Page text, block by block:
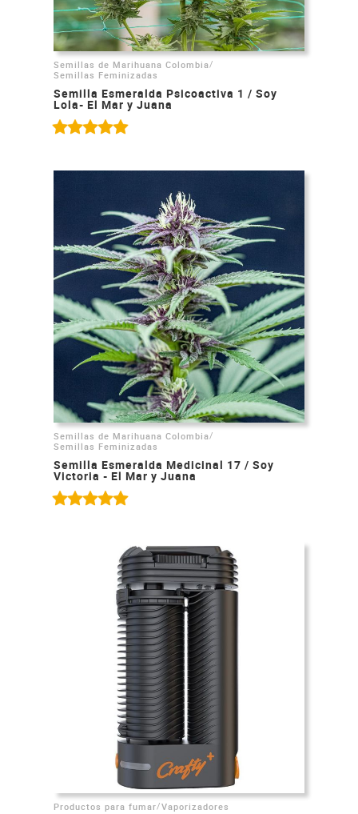
Semillas de Marihuana Colombia/
Semillas Feminizadas
Semilla Esmeralda Psicoactiva 1 / Soy
Lola- El Mar y Juana
Semillas de Marihuana Colombia /
Semillas Feminizadas
Semilla Esmeralda Medicinal 17 / Soy
Victoria - El Mar y Juana
Productos para fumar/Vaporizadores